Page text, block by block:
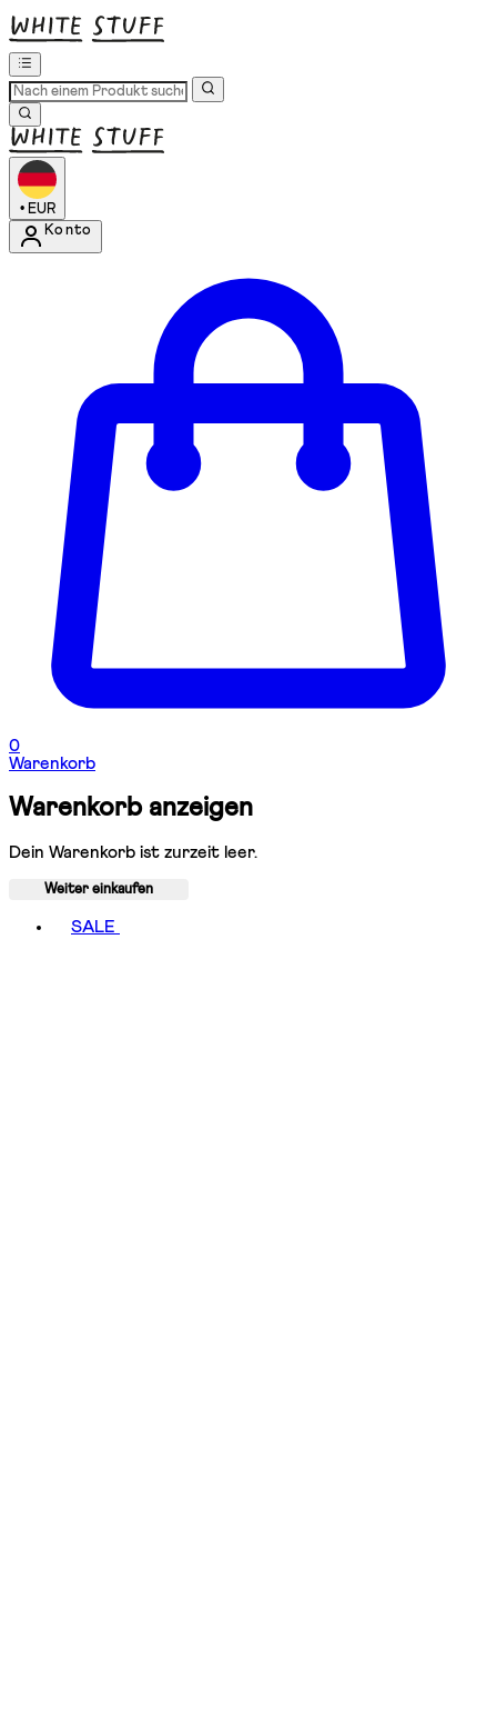
• EUR
Konto
0
Warenkorb
Warenkorb anzeigen
Dein Warenkorb ist zurzeit leer.
Weiter einkaufen
SALE